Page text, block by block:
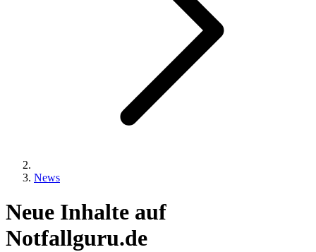
News
Neue Inhalte auf
Notfallguru.de